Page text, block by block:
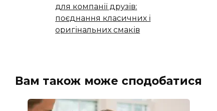
для компанії друзів:
поєднання класичних і
оригінальних смаків
Вам також може сподобатися